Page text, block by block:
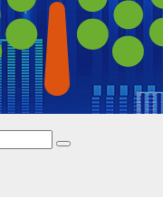
产业链动态；气凝胶在